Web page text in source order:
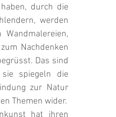
durch die
werden
Nachdenken
Das sind
spiegeln die
zur Natur
Themen wider.
hat ihren